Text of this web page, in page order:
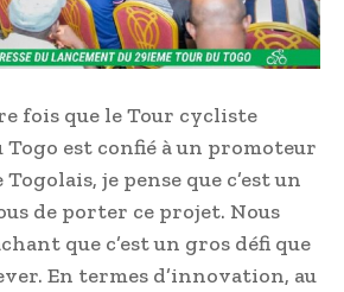
fois que le Tour cycliste
est confié à un promoteur
je pense que c’est un
de porter ce projet. Nous
que c’est un gros défi que
En termes d’innovation, au